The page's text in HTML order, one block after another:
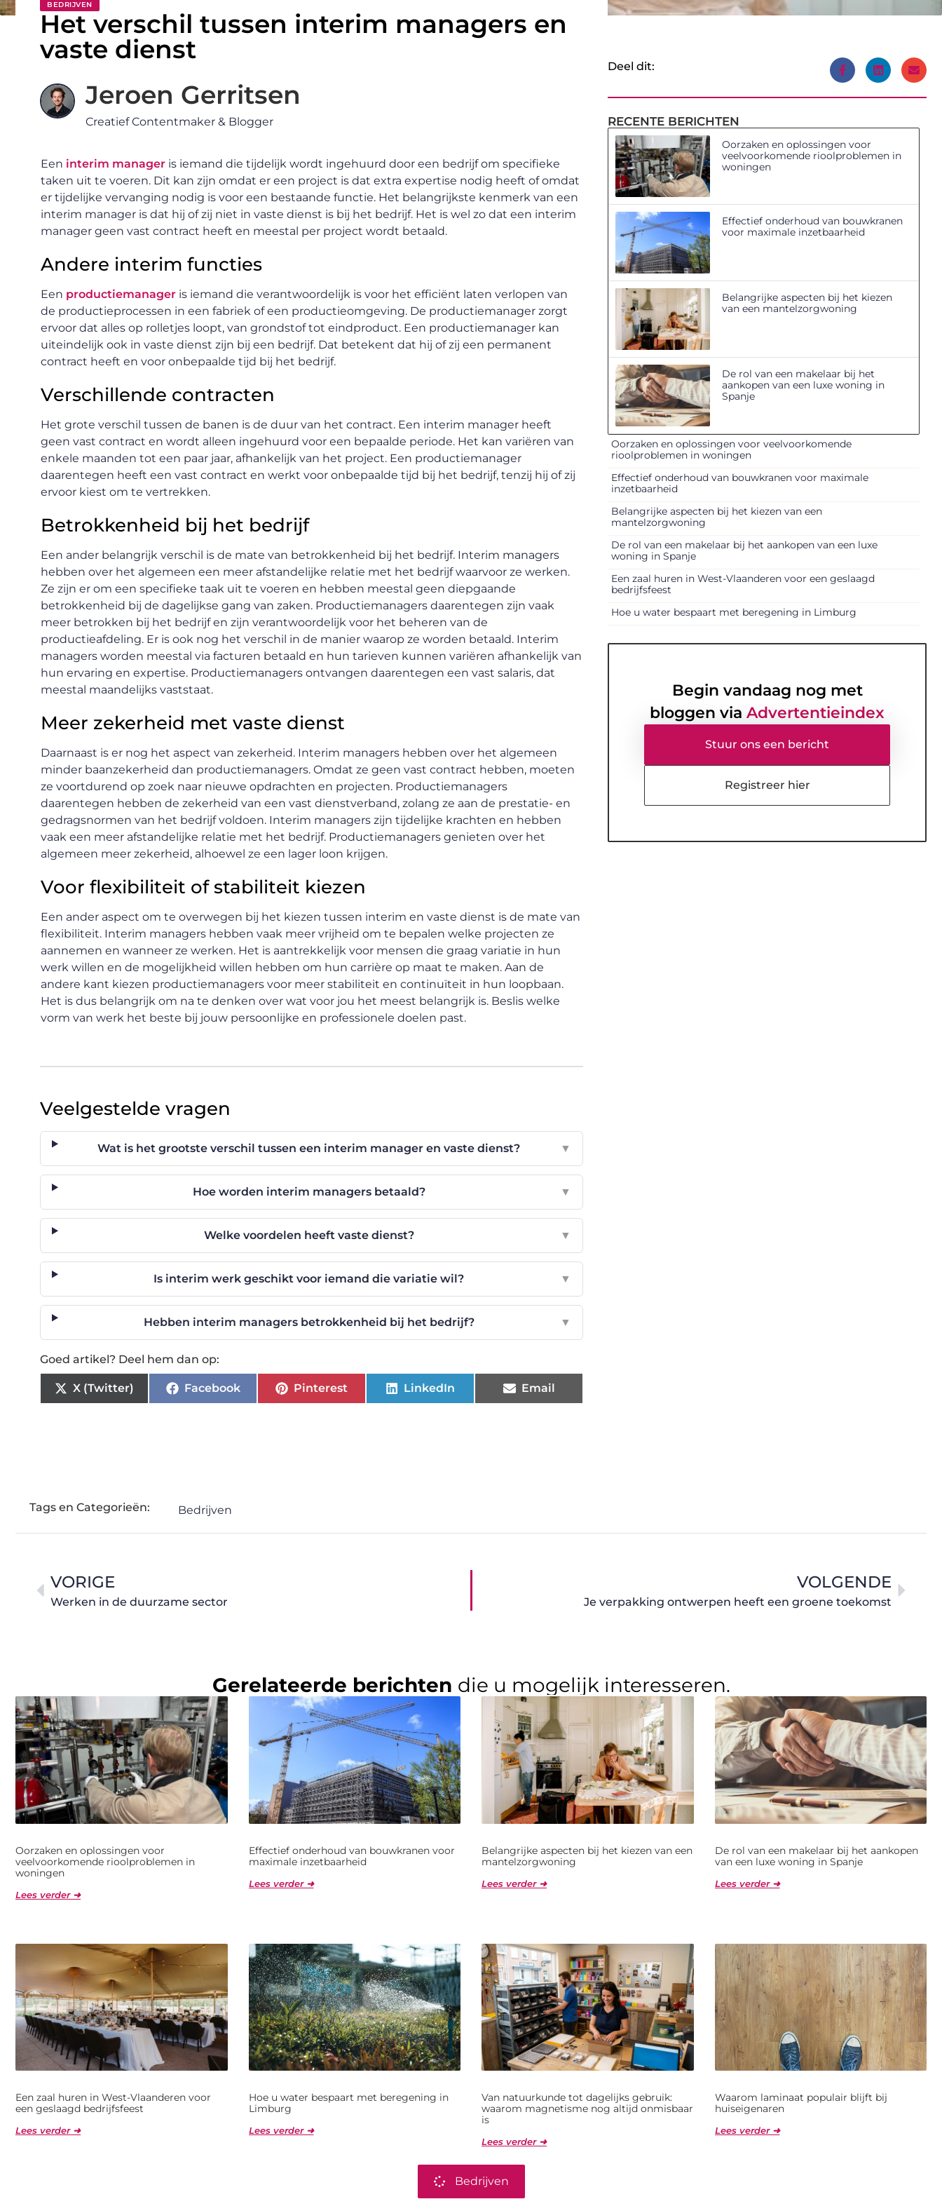
BEDRIJVEN
Het verschil tussen interim managers en
vaste dienst
Jeroen Gerritsen
Creatief Contentmaker & Blogger
Een interim manager is iemand die tijdelijk wordt ingehuurd door een bedrijf om specifieke
taken uit te voeren. Dit kan zijn omdat er een project is dat extra expertise nodig heeft of omdat
er tijdelijke vervanging nodig is voor een bestaande functie. Het belangrijkste kenmerk van een
interim manager is dat hij of zij niet in vaste dienst is bij het bedrijf. Het is wel zo dat een interim
manager geen vast contract heeft en meestal per project wordt betaald.
Andere interim functies
Een productiemanager is iemand die verantwoordelijk is voor het efficiënt laten verlopen van
de productieprocessen in een fabriek of een productieomgeving. De productiemanager zorgt
ervoor dat alles op rolletjes loopt, van grondstof tot eindproduct. Een productiemanager kan
uiteindelijk ook in vaste dienst zijn bij een bedrijf. Dat betekent dat hij of zij een permanent
contract heeft en voor onbepaalde tijd bij het bedrijf.
Verschillende contracten
Het grote verschil tussen de banen is de duur van het contract. Een interim manager heeft
geen vast contract en wordt alleen ingehuurd voor een bepaalde periode. Het kan variëren van
enkele maanden tot een paar jaar, afhankelijk van het project. Een productiemanager
daarentegen heeft een vast contract en werkt voor onbepaalde tijd bij het bedrijf, tenzij hij of zij
ervoor kiest om te vertrekken.
Betrokkenheid bij het bedrijf
Een ander belangrijk verschil is de mate van betrokkenheid bij het bedrijf. Interim managers
hebben over het algemeen een meer afstandelijke relatie met het bedrijf waarvoor ze werken.
Ze zijn er om een specifieke taak uit te voeren en hebben meestal geen diepgaande
betrokkenheid bij de dagelijkse gang van zaken. Productiemanagers daarentegen zijn vaak
meer betrokken bij het bedrijf en zijn verantwoordelijk voor het beheren van de
productieafdeling. Er is ook nog het verschil in de manier waarop ze worden betaald. Interim
managers worden meestal via facturen betaald en hun tarieven kunnen variëren afhankelijk van
hun ervaring en expertise. Productiemanagers ontvangen daarentegen een vast salaris, dat
meestal maandelijks vaststaat.
Meer zekerheid met vaste dienst
Daarnaast is er nog het aspect van zekerheid. Interim managers hebben over het algemeen
minder baanzekerheid dan productiemanagers. Omdat ze geen vast contract hebben, moeten
ze voortdurend op zoek naar nieuwe opdrachten en projecten. Productiemanagers
daarentegen hebben de zekerheid van een vast dienstverband, zolang ze aan de prestatie- en
gedragsnormen van het bedrijf voldoen. Interim managers zijn tijdelijke krachten en hebben
vaak een meer afstandelijke relatie met het bedrijf. Productiemanagers genieten over het
algemeen meer zekerheid, alhoewel ze een lager loon krijgen.
Voor flexibiliteit of stabiliteit kiezen
Een ander aspect om te overwegen bij het kiezen tussen interim en vaste dienst is de mate van
flexibiliteit. Interim managers hebben vaak meer vrijheid om te bepalen welke projecten ze
aannemen en wanneer ze werken. Het is aantrekkelijk voor mensen die graag variatie in hun
werk willen en de mogelijkheid willen hebben om hun carrière op maat te maken. Aan de
andere kant kiezen productiemanagers voor meer stabiliteit en continuïteit in hun loopbaan.
Het is dus belangrijk om na te denken over wat voor jou het meest belangrijk is. Beslis welke
vorm van werk het beste bij jouw persoonlijke en professionele doelen past.
Veelgestelde vragen
Wat is het grootste verschil tussen een interim manager en vaste dienst? ▼
Hoe worden interim managers betaald? ▼
Welke voordelen heeft vaste dienst? ▼
Is interim werk geschikt voor iemand die variatie wil? ▼
Hebben interim managers betrokkenheid bij het bedrijf? ▼
Goed artikel? Deel hem dan op:
X (Twitter) Facebook Pinterest LinkedIn Email
Deel dit:
RECENTE BERICHTEN
Oorzaken en oplossingen voor
veelvoorkomende rioolproblemen in
woningen
Effectief onderhoud van bouwkranen
voor maximale inzetbaarheid
Belangrijke aspecten bij het kiezen
van een mantelzorgwoning
De rol van een makelaar bij het
aankopen van een luxe woning in
Spanje
Oorzaken en oplossingen voor veelvoorkomende
rioolproblemen in woningen
Effectief onderhoud van bouwkranen voor maximale
inzetbaarheid
Belangrijke aspecten bij het kiezen van een
mantelzorgwoning
De rol van een makelaar bij het aankopen van een luxe
woning in Spanje
Een zaal huren in West-Vlaanderen voor een geslaagd
bedrijfsfeest
Hoe u water bespaart met beregening in Limburg
Begin vandaag nog met
bloggen via Advertentieindex
Stuur ons een bericht
Registreer hier
Tags en Categorieën: Bedrijven
VORIGE
Werken in de duurzame sector
VOLGENDE
Je verpakking ontwerpen heeft een groene toekomst
Gerelateerde berichten die u mogelijk interesseren.
Oorzaken en oplossingen voor
veelvoorkomende rioolproblemen in
woningen
Lees verder ➜
Effectief onderhoud van bouwkranen voor
maximale inzetbaarheid
Lees verder ➜
Belangrijke aspecten bij het kiezen van een
mantelzorgwoning
Lees verder ➜
De rol van een makelaar bij het aankopen
van een luxe woning in Spanje
Lees verder ➜
Een zaal huren in West-Vlaanderen voor
een geslaagd bedrijfsfeest
Lees verder ➜
Hoe u water bespaart met beregening in
Limburg
Lees verder ➜
Van natuurkunde tot dagelijks gebruik:
waarom magnetisme nog altijd onmisbaar
is
Lees verder ➜
Waarom laminaat populair blijft bij
huiseigenaren
Lees verder ➜
Bedrijven